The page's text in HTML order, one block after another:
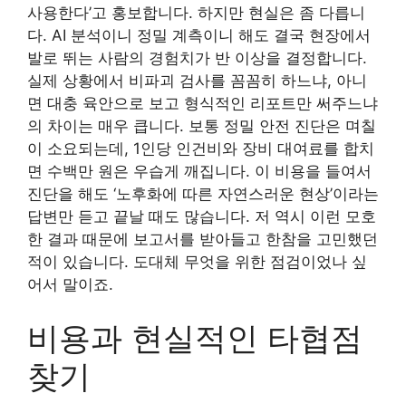
사용한다’고 홍보합니다. 하지만 현실은 좀 다릅니
다. AI 분석이니 정밀 계측이니 해도 결국 현장에서
발로 뛰는 사람의 경험치가 반 이상을 결정합니다.
실제 상황에서 비파괴 검사를 꼼꼼히 하느냐, 아니
면 대충 육안으로 보고 형식적인 리포트만 써주느냐
의 차이는 매우 큽니다. 보통 정밀 안전 진단은 며칠
이 소요되는데, 1인당 인건비와 장비 대여료를 합치
면 수백만 원은 우습게 깨집니다. 이 비용을 들여서
진단을 해도 ‘노후화에 따른 자연스러운 현상’이라는
답변만 듣고 끝날 때도 많습니다. 저 역시 이런 모호
한 결과 때문에 보고서를 받아들고 한참을 고민했던
적이 있습니다. 도대체 무엇을 위한 점검이었나 싶
어서 말이죠.
비용과 현실적인 타협점
찾기